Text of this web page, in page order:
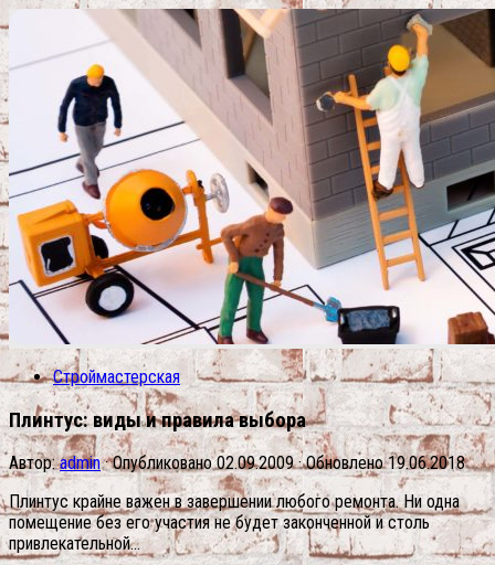
Строймастерская
Плинтус: виды и правила выбора
Автор:admin · Опубликовано02.09.2009· Обновлено19.06.2018
Плинтус крайне важен в завершении любого ремонта. Ни одна
помещение без его участия не будет законченной и столь
привлекательной…